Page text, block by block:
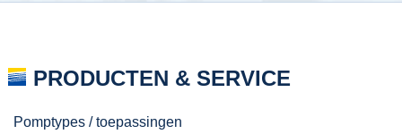
PRODUCTEN & SERVICE
Pomptypes / toepassingen